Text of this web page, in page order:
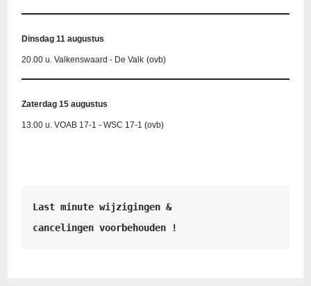
Dinsdag 11 augustus
20.00 u. Valkenswaard - De Valk (ovb)
Zaterdag 15 augustus
13.00 u. VOAB 17-1 - WSC 17-1 (ovb)
Last minute wijzigingen &
cancelingen voorbehouden !